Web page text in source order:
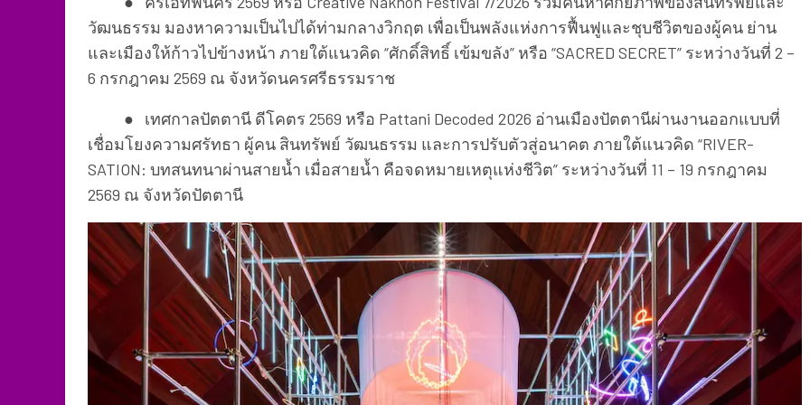
วัฒนธรรม มองหาความเป็นไปได้ท่ามกลางวิกฤต เพื่อเป็นพลังแห่งการฟื้นฟูและชุบชีวิตของผู้คน ย่าน
และเมืองให้ก้าวไปข้างหน้า ภายใต้แนวคิด “ศักดิ์สิทธิ์ เข้มขลัง” หรือ “SACRED SECRET” ระหว่างวันที่ 2 –
6 กรกฎาคม 2569 ณ จังหวัดนครศรีธรรมราช
● เทศกาลปัตตานี ดีโคตร 2569 หรือ Pattani Decoded 2026 อ่านเมืองปัตตานีผ่านงานออกแบบที่
เชื่อมโยงความศรัทธา ผู้คน สินทรัพย์ วัฒนธรรม และการปรับตัวสู่อนาคต ภายใต้แนวคิด “RIVER-
SATION: บทสนทนาผ่านสายน้ำ เมื่อสายน้ำ คือจดหมายเหตุแห่งชีวิต” ระหว่างวันที่ 11 – 19 กรกฎาคม
2569 ณ จังหวัดปัตตานี